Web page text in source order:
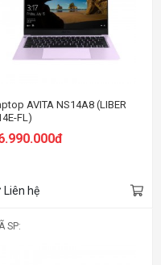
AVITA NS14A8 (LIBER
FL)
Liên hệ
SP: